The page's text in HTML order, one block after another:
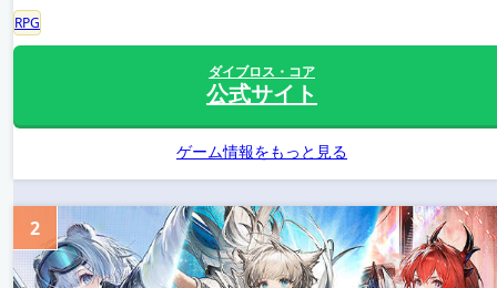
RPG
ダイブロス・コア
公式サイト
ゲーム情報をもっと見る
2